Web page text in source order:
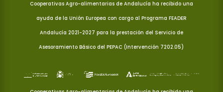
Cooperativas Agro-alimentarias de Andalucía ha recibido una
ayuda de la Unión Europea con cargo al Programa FEADER
Andalucía 2021-2027 para la prestación del Servicio de
Asesoramiento Básico del PEPAC (Intervención 7202.05)